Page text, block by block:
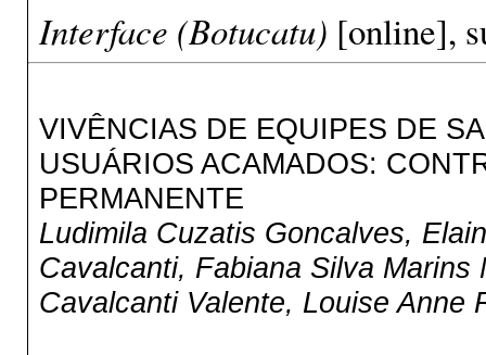
Interface (Botucatu) [online],
VIVÊNCIAS DE EQUIPES DE
USUÁRIOS ACAMADOS:
PERMANENTE
Ludimila Cuzatis Goncalves,
Cavalcanti, Fabiana Silva
Cavalcanti Valente, Louise Anne